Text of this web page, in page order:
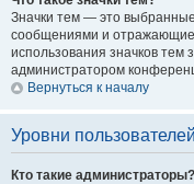
Значки тем — это
сообщениями и
использования значков тем
администратором
Вернуться к началу
Уровни
Кто такие администраторы?